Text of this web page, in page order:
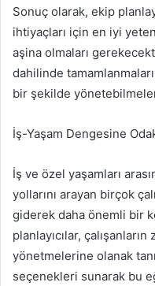
Sonuç olarak, ekip
ihtiyaçları için en iyi
aşina olmaları
dahilinde
bir şekilde
İş-Yaşam Dengesine
İş ve özel yaşamları
yollarını arayan birçok
giderek daha önemli bir
planlayıcılar, çalışanların
yönetmelerine olanak
seçenekleri sunarak bu